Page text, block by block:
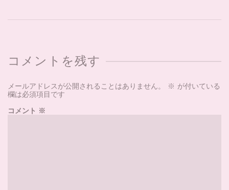
コメントを残す
メールアドレスが公開されることはありません。 ※ が付いている
欄は必須項目です
コメント ※